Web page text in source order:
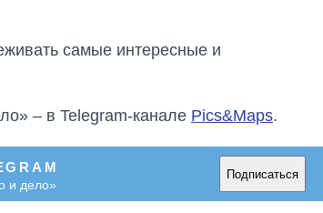
самые интересные и
– в Telegram-канале Pics&Maps.
и дело»
Подписаться